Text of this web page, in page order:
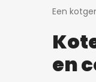
Een
en